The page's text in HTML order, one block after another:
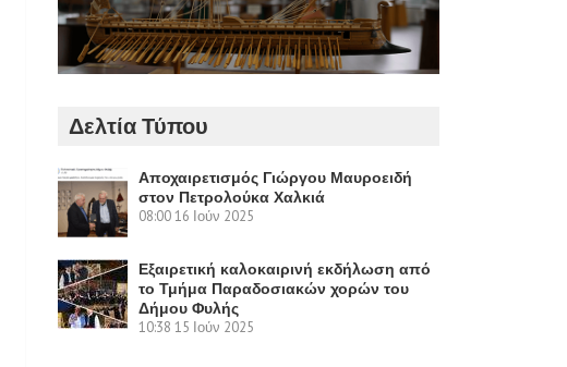
Δελτία Τύπου
Αποχαιρετισμός Γιώργου Μαυροειδή
στον Πετρολούκα Χαλκιά
08:0016 Ιούν 2025
Εξαιρετική καλοκαιρινή εκδήλωση από
το Τμήμα Παραδοσιακών χορών του
Δήμου Φυλής
10:38 15 Ιούν 2025